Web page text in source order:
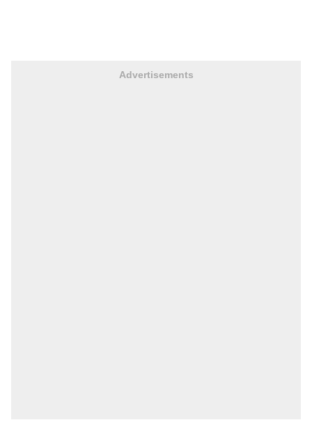
Advertisements